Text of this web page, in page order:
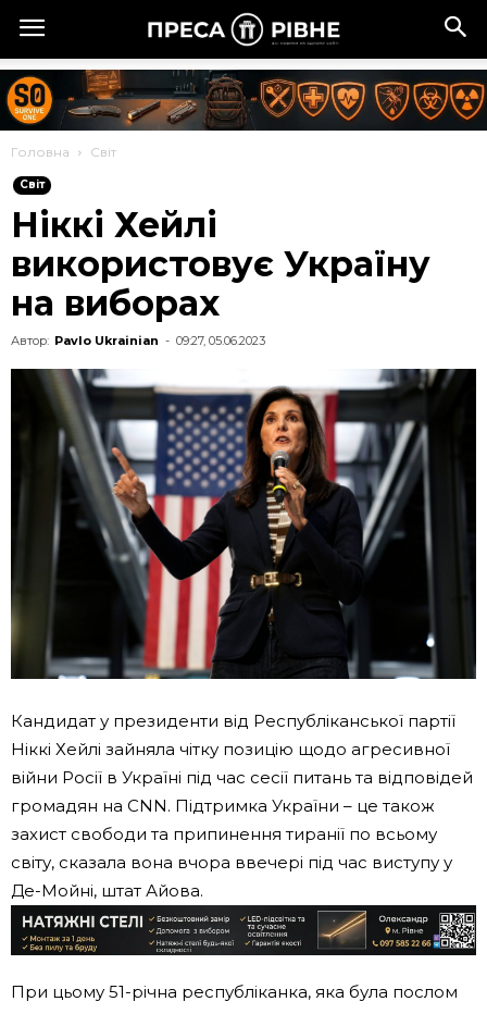
Головна Cвіт
Cвіт
Ніккі Хейлі
використовує Україну
на виборах
Автор: Pavlo Ukrainian - 09:27, 05.06.2023
Кандидат у президенти від Республіканської партії
Ніккі Хейлі зайняла чітку позицію щодо агресивної
війни Росії в Україні під час сесії питань та відповідей
громадян на CNN. Підтримка України – це також
захист свободи та припинення тиранії по всьому
світу, сказала вона вчора ввечері під час виступу у
Де-Мойні, штат Айова.
При цьому 51-річна республіканка, яка була послом